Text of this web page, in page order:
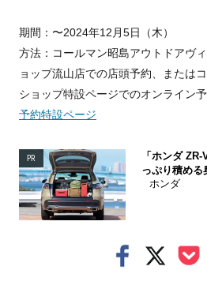
期間：〜2024年12月5日（木）
方法：コールマン昭島アウトドアヴ
ョップ流山店での店頭予約、または
ショップ特設ページでのオンライン予
予約特設ページ
PR
「ホンダ
っぷり積める
ホンダ